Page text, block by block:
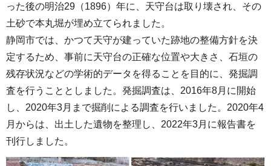
った後の明治29（1896）年に、天守台は取り壊され、その
土砂で本丸堀が埋め立てられました。
静岡市では、かつて天守が建っていた跡地の整備方針を決
定するため、事前に天守台の正確な位置や大きさ、石垣の
残存状況などの学術的データを得ることを目的に、発掘調
査を行うこととしました。発掘調査は、2016年8月に開始
し、2020年3月まで掘削による調査を行いました。2020年4
月からは、出土した遺物を整理し、2022年3月に報告書を
刊行しました。